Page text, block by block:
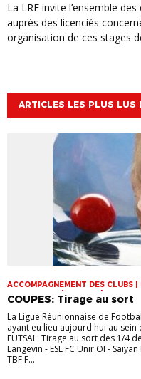
La LRF invite l’ensemble des clubs à relayer ces informations
auprès des licenciés
organisation de ces stages
ARTICLES LES PLUS LUS
ACCOMPAGNEMENT DES CLUBS |
FOOT LOISIR | FUTSAL | INFOS-
CLUBS
COUPES: Tirage au sort
La Ligue Réunionnaise de
ayant eu lieu aujourd'hui au sein
FUTSAL: Tirage au sort des 1/4
Langevin - ESL FC Unir OI -
TBF F...